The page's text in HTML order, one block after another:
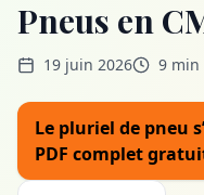
Pneus en
19 juin 2026 9 min
Le pluriel de pneu
PDF complet